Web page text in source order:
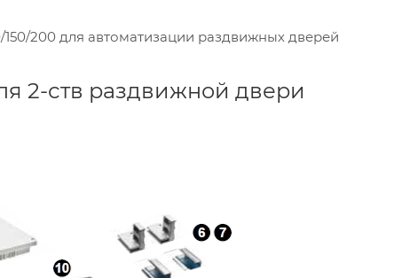
200 для автоматизации раздвижных дверей
2-ств раздвижной двери